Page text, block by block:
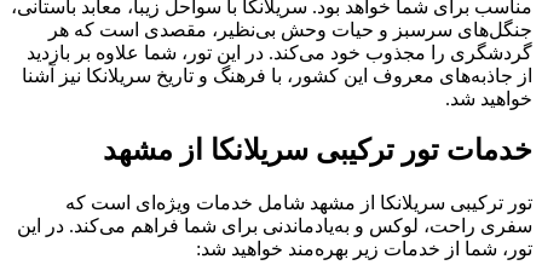
مناسب برای شما خواهد بود. سریلانکا با سواحل زیبا، معابد باستانی،
جنگل‌های سرسبز و حیات وحش بی‌نظیر، مقصدی است که هر
گردشگری را مجذوب خود می‌کند. در این تور، شما علاوه بر بازدید
از جاذبه‌های معروف این کشور، با فرهنگ و تاریخ سریلانکا نیز آشنا
خواهید شد.
خدمات تور ترکیبی سریلانکا از مشهد
تور ترکیبی سریلانکا از مشهد شامل خدمات ویژه‌ای است که
سفری راحت، لوکس و به‌یادماندنی برای شما فراهم می‌کند. در این
تور، شما از خدمات زیر بهره‌مند خواهید شد: